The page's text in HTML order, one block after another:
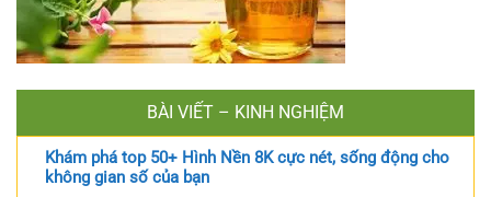
BÀI VIẾT – KINH NGHIỆM
Khám phá top 50+ Hình Nền 8K cực nét, sống động cho
không gian số của bạn